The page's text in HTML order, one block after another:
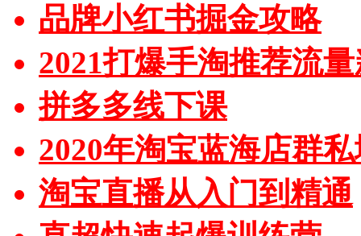
品牌小红书掘金攻略
2021打爆手淘推荐流
拼多多线下课
2020年淘宝蓝海店群
淘宝直播从入门到精通